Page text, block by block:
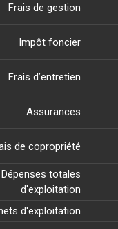
Frais de gestion
Impôt foncier
Frais d’entretien
Assurances
de copropriété
Dépenses totales
d'exploitation
d'exploitation